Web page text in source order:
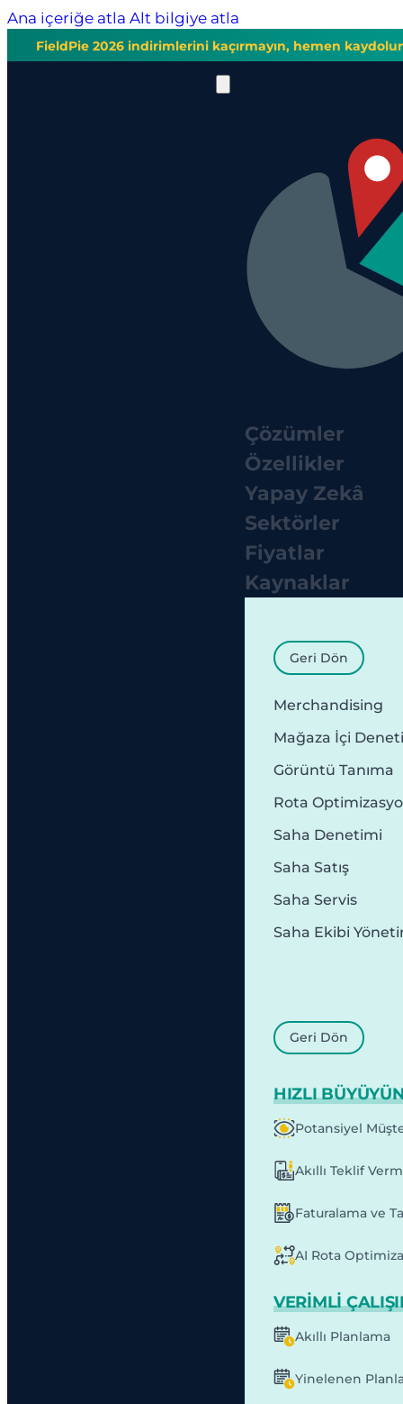
Ana içeriğe atla Alt bilgiye atla
FieldPie 2026 indirimlerini kaçırmayın, hemen
Çözümler
Özellikler
Yapay Zekâ
Sektörler
Fiyatlar
Kaynaklar
Geri Dön
Merchandising
Mağaza İçi
Görüntü Tanıma
Rota
Saha Denetimi
Saha Satış
Saha Servis
Saha Ekibi
Geri Dön
HIZLI
Potansiyel
Akıllı Teklif
Faturalama ve
AI Rota
VERIMLI
Akıllı Planlama
Yinelenen